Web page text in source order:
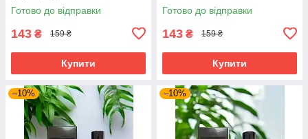
Готово до відправки
143 ₴ 159 ₴
Купити
Готово до відправки
143 ₴ 159 ₴
Купити
–10% –10%